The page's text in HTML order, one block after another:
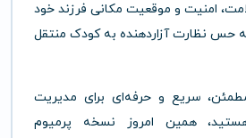
امنیت و موقعیت مکانی فرزند خود
حس نظارت آزاردهنده به کودک منتقل
مطمئن، سریع و حرفه‌ای برای مدیریت
همین امروز نسخه پرمیوم